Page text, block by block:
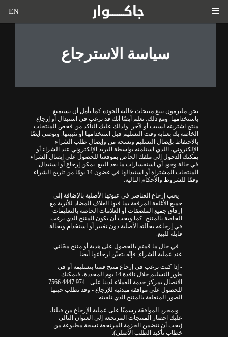
EN
سياسة الاسترجاع
نحن ملتزمون ببيع منتجات عالية الجودة كما نأمل أن تستمتع
باستخدامها. ومع ذلك، نعلم أيضًا أنك قد ترغب في استبدال أو إرجاع
منتج اشتريته لسبب أو لآخر. ولذلك عليك التأكد من فحص المنتجات
الخاصة بك بعناية وقت التسليم قبل استخدامها أو تثبيتها. ونوصي أيضًا
بالاحتفاظ بإيصال التسليم ونسخة من وإيصال طلب الشراء
الإلكتروني، اللذي استلمته بواسطة البريد الإلكتروني عند الشراء أو
يمكنك الدخول إلى ملفك الخاص بموقعنا للحصول على إيصال الشراء
في حالة وجود أي استفسارات ما بعد البيع. يمكن إرجاع أو استبدال
المنتجات المشتراة أو استبدالها في غضون 14 يومًا من تاريخ الشراء
وفقًا للشروط والأحكام التالية:
- يجب إرجاع العناصر في عبوتها الأصلية بالإضافة إلى
جميع الأغلفة المرفقة بما فيها الغلاف المضاد للأتربة مع
إرفاق جميع الملصقات أو العلامات الخاصة بالتعليمات
الخاصة بالمنتج. كما ويجب أن يكون المنتج الذي يرغب
في إرجاعه بحالته الأصلية دون تغيير أو استخدام وبحالة
قابلة للبيع.
- في حال ما قمتم بالحصول على هدية أو منتج مجّاني
عند عملية الشراء, فإنّه يتعيّن ارجاعها أيضا.
- إذا كنت ترغب في إرجاع منتج قمنا بتسليمه أو في
طور التسليم خلال نافذة 14 يوم المحددة، فيمكنك
الاتصال بمركز خدمة العملاء لدينا على +974 4447 7566
للحصول على موافقة مبدئية للإرجاع - وقد نطلب حينها
الصور المتعلقة بالمنتج الذي تلقيته.
- وبمجرد الموافقة رسميًا على عملية الإرجاع من قبلنا،
عليك احضار المنتجات المرتجعة إلى العنوان التالي
(يجب أن تتضمن الحزمة المرتجعة نسخة مطبوعة من
خطاب تأكيد الطلب الأصلي):